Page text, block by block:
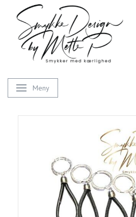
Veksle navigasjon
Meny